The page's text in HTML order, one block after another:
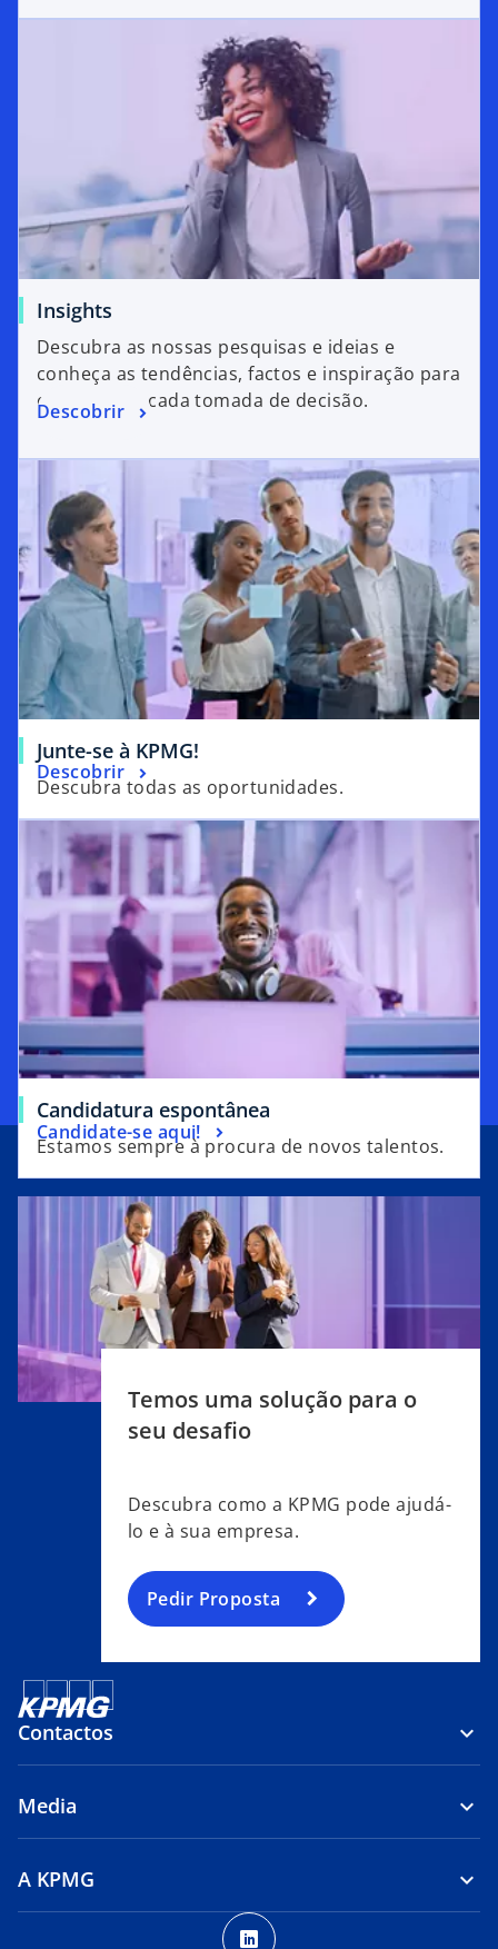
Insights
Descubra as nossas pesquisas e ideias e
conheça as tendências, factos e inspiração para
o apoiar em cada tomada de decisão.
Descobrir
Junte-se à KPMG!
Descubra todas as oportunidades.
Descobrir
Candidatura espontânea
i
n
a
n
e
t
Estamos sempre à procura de novos talentos.
Candidate-se aqui!
o
p
e
n
e
w
opens in a new tab
Temos uma solução para o
seu desafio
Descubra como a KPMG pode ajudá-
lo e à sua empresa.
Pedir Proposta
Contactos
Media
A KPMG